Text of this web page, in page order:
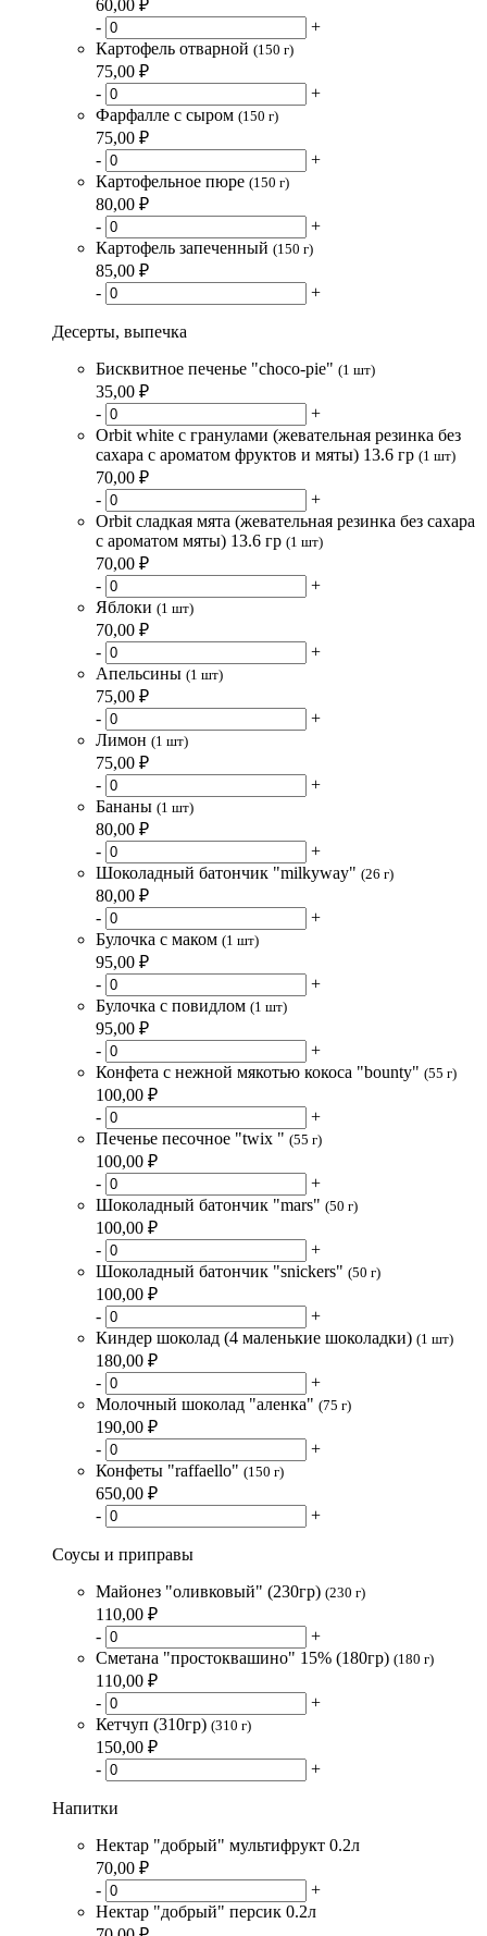
60,00 ₽
-
+
Картофель отварной (150 г)
75,00 ₽
-
+
Фарфалле с сыром (150 г)
75,00 ₽
-
+
Картофельное пюре (150 г)
80,00 ₽
-
+
Картофель запеченный (150 г)
85,00 ₽
-
+
Десерты, выпечка
Бисквитное печенье "choco-pie" (1 шт)
35,00 ₽
-
+
Orbit white с гранулами (жевательная резинка без
сахара с ароматом фруктов и мяты) 13.6 гр (1 шт)
70,00 ₽
-
+
Orbit сладкая мята (жевательная резинка без сахара
с ароматом мяты) 13.6 гр (1 шт)
70,00 ₽
-
+
Яблоки (1 шт)
70,00 ₽
-
+
Апельсины (1 шт)
75,00 ₽
-
+
Лимон (1 шт)
75,00 ₽
-
+
Бананы (1 шт)
80,00 ₽
-
+
Шоколадный батончик "milkyway" (26 г)
80,00 ₽
-
+
Булочка с маком (1 шт)
95,00 ₽
-
+
Булочка с повидлом (1 шт)
95,00 ₽
-
+
Конфета с нежной мякотью кокоса "bounty" (55 г)
100,00 ₽
-
+
Печенье песочное "twix " (55 г)
100,00 ₽
-
+
Шоколадный батончик "mars" (50 г)
100,00 ₽
-
+
Шоколадный батончик "snickers" (50 г)
100,00 ₽
-
+
Киндер шоколад (4 маленькие шоколадки) (1 шт)
180,00 ₽
-
+
Молочный шоколад "аленка" (75 г)
190,00 ₽
-
+
Конфеты "raffaello" (150 г)
650,00 ₽
-
+
Соусы и приправы
Майонез "оливковый" (230гр) (230 г)
110,00 ₽
-
+
Сметана "простоквашино" 15% (180гр) (180 г)
110,00 ₽
-
+
Кетчуп (310гр) (310 г)
150,00 ₽
-
+
Напитки
Нектар "добрый" мультифрукт 0.2л
70,00 ₽
-
+
Нектар "добрый" персик 0.2л